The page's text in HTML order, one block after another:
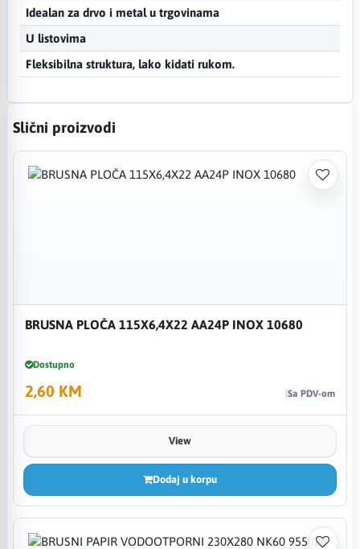
Idealan za drvo i metal u trgovinama
U listovima
Fleksibilna struktura, lako kidati rukom.
Slični proizvodi
BRUSNA PLOČA 115X6,4X22 AA24P INOX 10680
Dostupno
2,60 KM Sa PDV-om
View
Dodaj u korpu